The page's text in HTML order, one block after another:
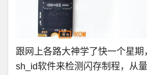
跟网上各路大神学了快一个星期
sh_id软件来检测闪存制程，从